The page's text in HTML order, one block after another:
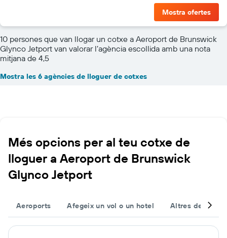
Mostra ofertes
10 persones que van llogar un cotxe a Aeroport de Brunswick
Glynco Jetport van valorar l’agència escollida amb una nota
mitjana de 4,5
Mostra les 6 agències de lloguer de cotxes
Més opcions per al teu cotxe de
lloguer a Aeroport de Brunswick
Glynco Jetport
Aeroports Afegeix un vol o un hotel Altres